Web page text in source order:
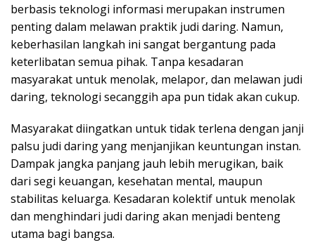
berbasis teknologi informasi merupakan instrumen
penting dalam melawan praktik judi daring. Namun,
keberhasilan langkah ini sangat bergantung pada
keterlibatan semua pihak. Tanpa kesadaran
masyarakat untuk menolak, melapor, dan melawan judi
daring, teknologi secanggih apa pun tidak akan cukup.
Masyarakat diingatkan untuk tidak terlena dengan janji
palsu judi daring yang menjanjikan keuntungan instan.
Dampak jangka panjang jauh lebih merugikan, baik
dari segi keuangan, kesehatan mental, maupun
stabilitas keluarga. Kesadaran kolektif untuk menolak
dan menghindari judi daring akan menjadi benteng
utama bagi bangsa.